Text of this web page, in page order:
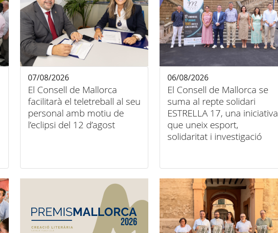
El Consell de Mallorca
facilitarà el teletreball al seu
personal amb motiu de
l’eclipsi del 12 d’agost
07/08/2026
El Consell de Mallorca se
suma al repte solidari
ESTRELLA 17, una iniciativa
que uneix esport,
solidaritat i investigació
06/08/2026